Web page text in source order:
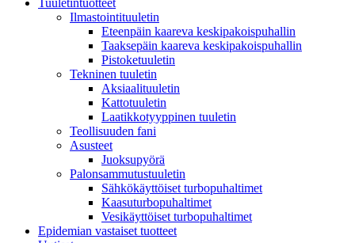
Tuuletintuotteet
Ilmastointituuletin
Eteenpäin kaareva keskipakoispuhallin
Taaksepäin kaareva keskipakoispuhallin
Pistoketuuletin
Tekninen tuuletin
Aksiaalituuletin
Kattotuuletin
Laatikkotyyppinen tuuletin
Teollisuuden fani
Asusteet
Juoksupyörä
Palonsammutustuuletin
Sähkökäyttöiset turbopuhaltimet
Kaasuturbopuhaltimet
Vesikäyttöiset turbopuhaltimet
Epidemian vastaiset tuotteet